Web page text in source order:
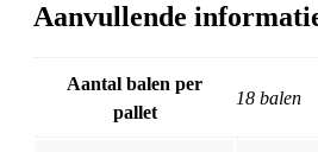
Aanvullende
Aantal balen per
pallet
18 balen